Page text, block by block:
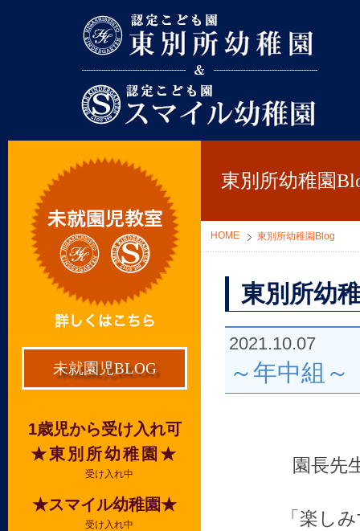
東別所幼稚園
HOME 東別所幼稚園Blog
東別所幼
2021.10.07
～年中組～
園長先
「楽し
未就園児BLOG
1歳児から受け入れ可
★東別所幼稚園★
受け入れ中
★スマイル幼稚園★
受け入れ中